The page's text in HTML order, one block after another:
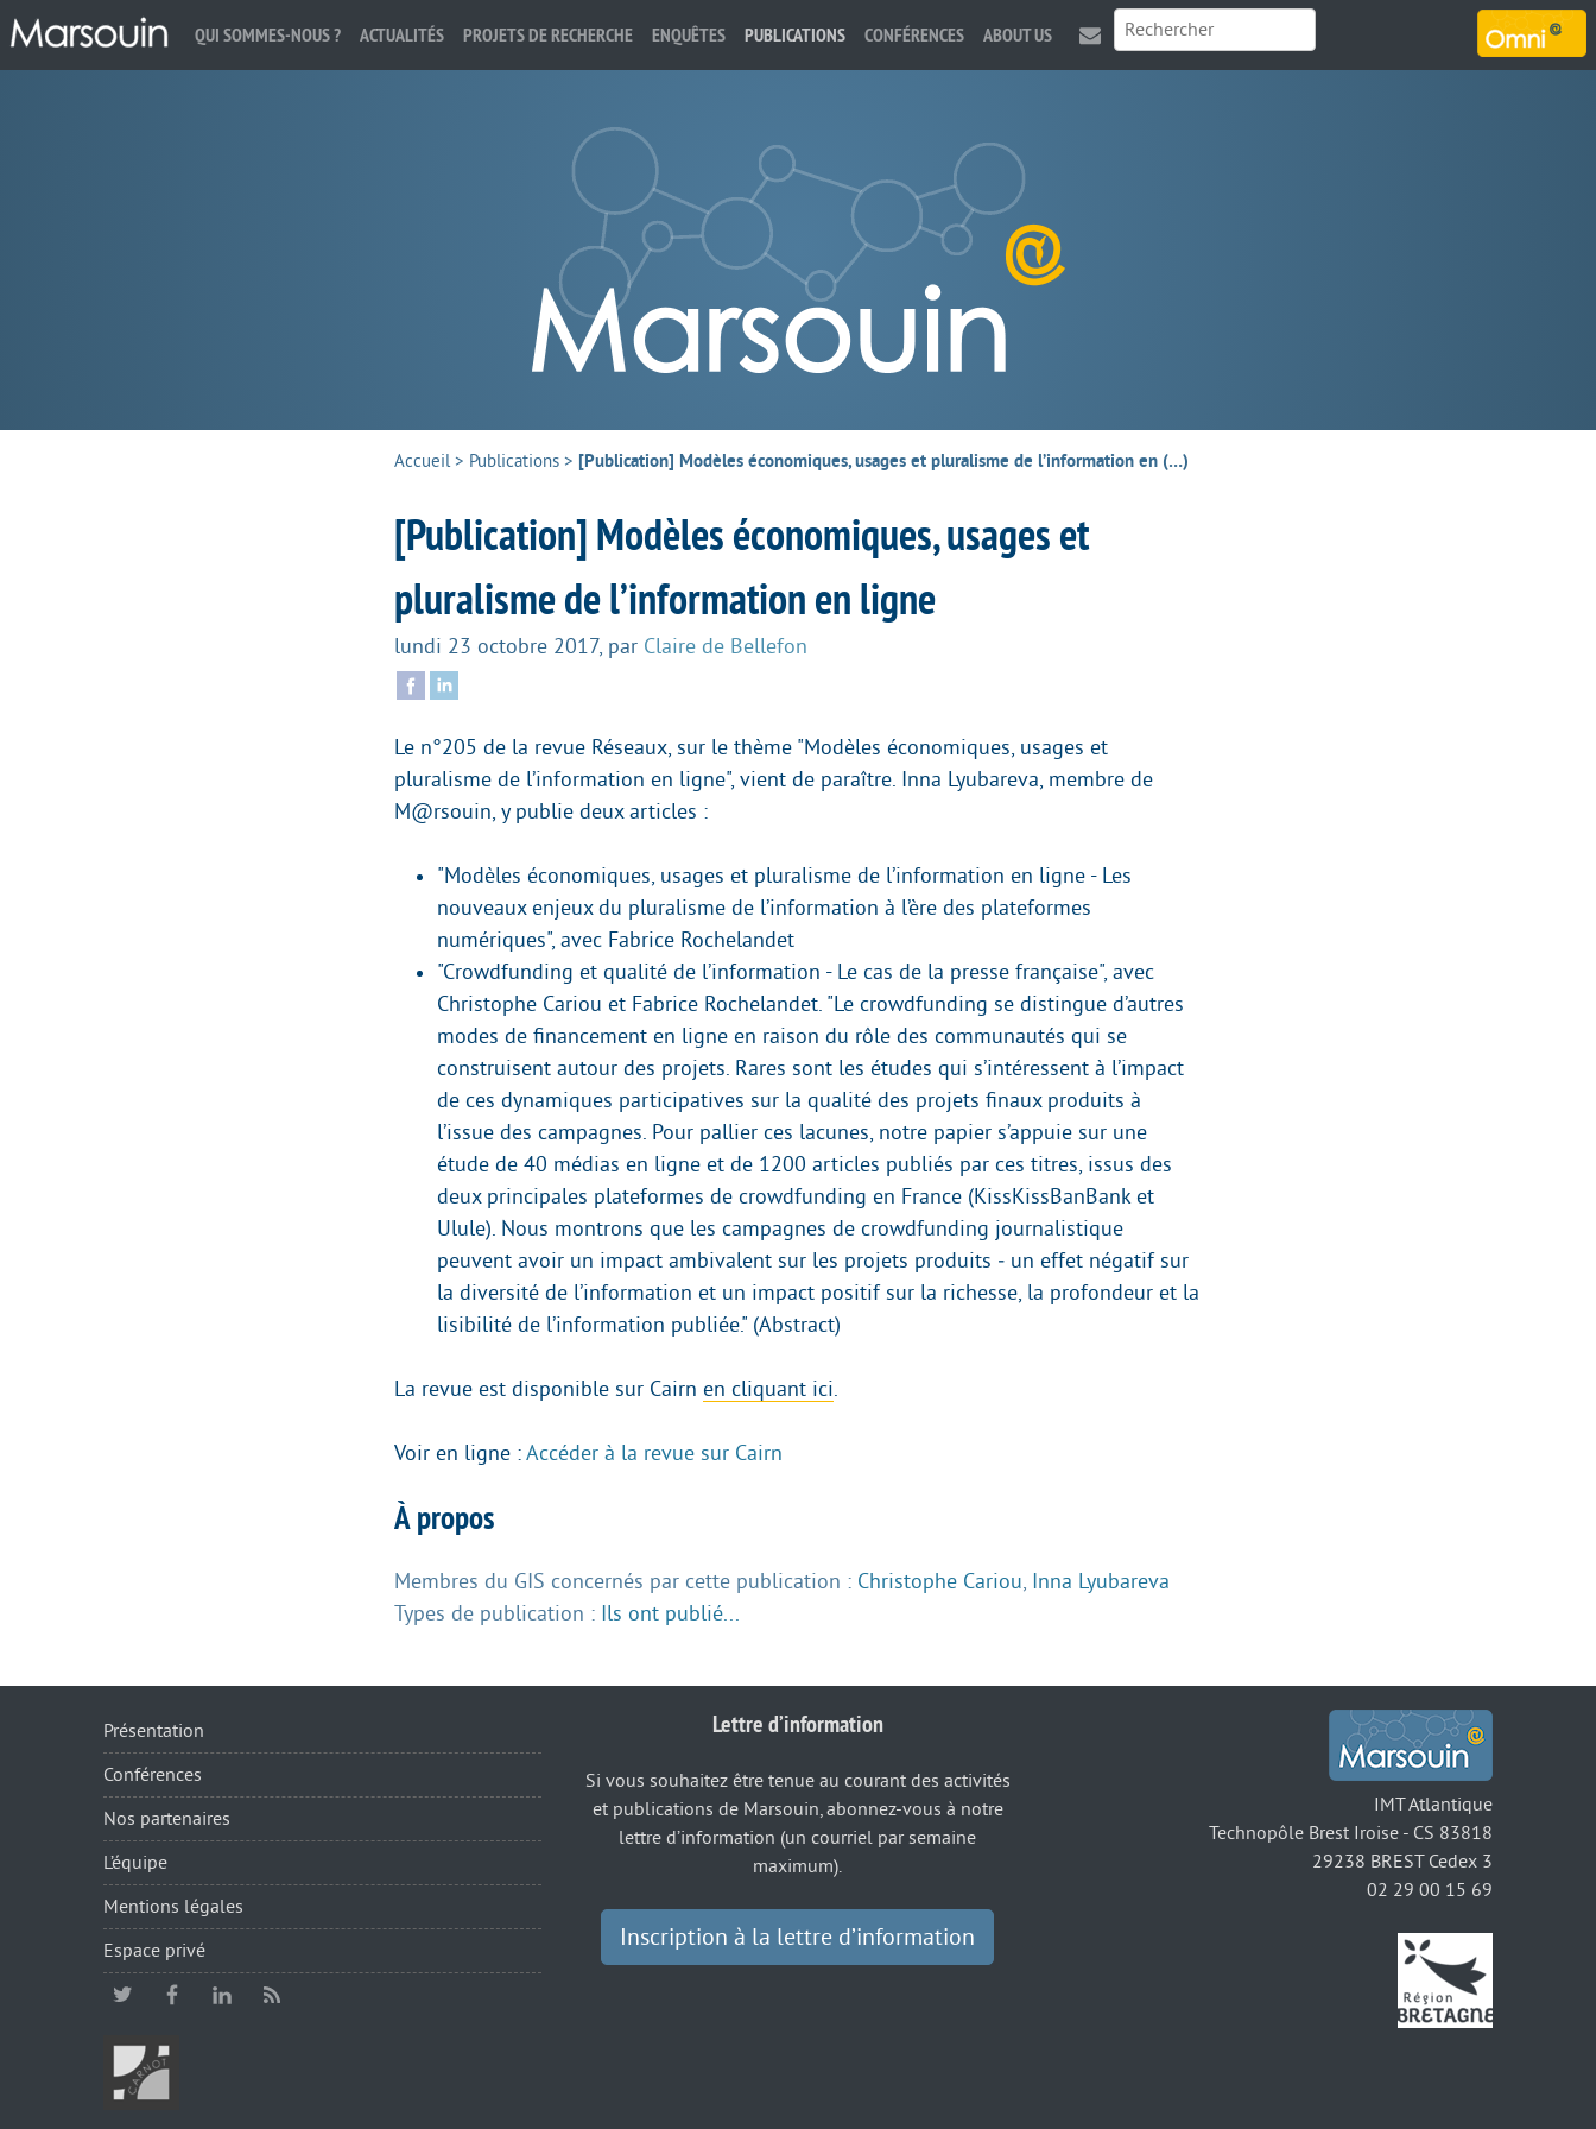
QUI SOMMES-NOUS ? ACTUALITÉS PROJETS DE RECHERCHE ENQUÊTES PUBLICATIONS CONFÉRENCES ABOUT US
Accueil> Publications > [Publication] Modèles économiques, usages et pluralisme de l’information en (…)
[Publication] Modèles économiques, usages et
pluralisme de l’information en ligne
lundi 23 octobre 2017, par Claire de Bellefon
Le n°205 de la revue Réseaux, sur le thème "Modèles économiques, usages et
pluralisme de l’information en ligne", vient de paraître. Inna Lyubareva, membre de
M@rsouin, y publie deux articles :
"Modèles économiques, usages et pluralisme de l’information en ligne - Les
nouveaux enjeux du pluralisme de l’information à l’ère des plateformes
numériques", avec Fabrice Rochelandet
"Crowdfunding et qualité de l’information - Le cas de la presse française", avec
Christophe Cariou et Fabrice Rochelandet. "Le crowdfunding se distingue d’autres
modes de financement en ligne en raison du rôle des communautés qui se
construisent autour des projets. Rares sont les études qui s’intéressent à l’impact
de ces dynamiques participatives sur la qualité des projets finaux produits à
l’issue des campagnes. Pour pallier ces lacunes, notre papier s’appuie sur une
étude de 40 médias en ligne et de 1200 articles publiés par ces titres, issus des
deux principales plateformes de crowdfunding en France (KissKissBanBank et
Ulule). Nous montrons que les campagnes de crowdfunding journalistique
peuvent avoir un impact ambivalent sur les projets produits ‒ un effet négatif sur
la diversité de l’information et un impact positif sur la richesse, la profondeur et la
lisibilité de l’information publiée." (Abstract)
La revue est disponible sur Cairn en cliquant ici.
Voir en ligne : Accéder à la revue sur Cairn
À propos
Membres du GIS concernés par cette publication : Christophe Cariou, Inna Lyubareva
Types de publication : Ils ont publié...
Présentation
Conférences
Nos partenaires
L’équipe
Mentions légales
Espace privé
Lettre d’information
Si vous souhaitez être tenue au courant des activités
et publications de Marsouin, abonnez-vous à notre
lettre d’information (un courriel par semaine
maximum).
Inscription à la lettre d’information
IMT Atlantique
Technopôle Brest Iroise - CS 83818
29238 BREST Cedex 3
02 29 00 15 69